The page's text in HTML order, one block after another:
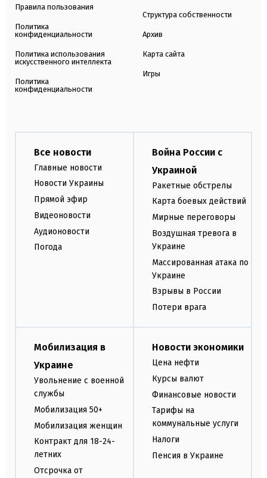
Правила пользования
Политика
конфиденциальности
Политика использования
искусственного интеллекта
Политика
конфиденциальности
Структура собственности
Архив
Карта сайта
Игры
Все новости
Главные новости
Новости Украины
Прямой эфир
Видеоновости
Аудионовости
Погода
Война России с
Украиной
Ракетные обстрелы
Карта боевых действий
Мирные переговоры
Воздушная тревога в
Украине
Массированная атака по
Украине
Взрывы в России
Потери врага
Мобилизация в
Украине
Увольнение с военной
службы
Мобилизация 50+
Мобилизация женщин
Контракт для 18-24-
летних
Отсрочка от
Новости экономики
Цена нефти
Курсы валют
Финансовые новости
Тарифы на
коммунальные услуги
Налоги
Пенсия в Украине